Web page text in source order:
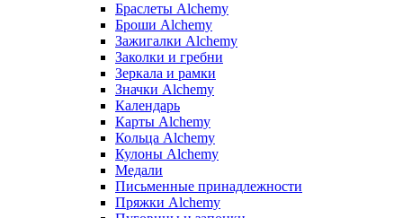
Браслеты Alchemy
Броши Alchemy
Зажигалки Alchemy
Заколки и гребни
Зеркала и рамки
Значки Alchemy
Календарь
Карты Alchemy
Кольца Alchemy
Кулоны Alchemy
Медали
Письменные принадлежности
Пряжки Alchemy